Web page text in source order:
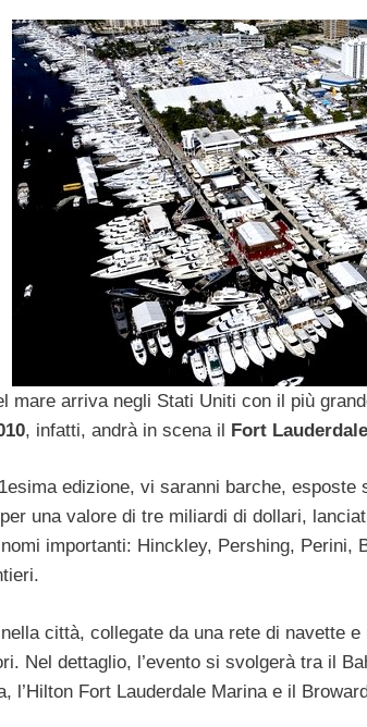
mare arriva negli Stati Uniti con il più
, infatti, andrà in scena il Fort
edizione, vi saranni barche,
una valore di tre miliardi di dollari,
importanti: Hinckley, Pershing, Perini,
città, collegate da una rete di navette
Nel dettaglio, l’evento si svolgerà tra il
l’Hilton Fort Lauderdale Marina e il